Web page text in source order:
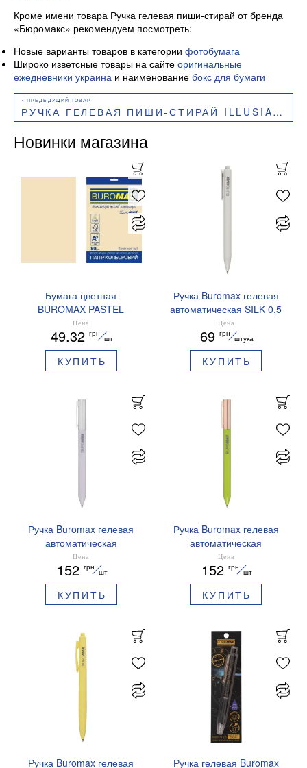
Кроме имени товара Ручка гелевая пиши-стирай от бренда
«Бюромакс» рекомендуем посмотреть:
Новые варианты товаров в категории фотобумага
Широко изветсные товары на сайте оригинальные
ежедневники украина и наименование бокс для бумаги
РУЧКА ГЕЛЕВАЯ ПИШИ-СТИРАЙ ILLUSIA 0.5 ММ СИНЯЯ BM.8313-01
Новинки магазина
Бумага цветная
BUROMAX PASTEL
EUROMAX 20 арк А4 80 г/
мс BM.2721220E-08
Цена
49.32 грн
шт
КУПИТЬ
Ручка Buromax гелевая
автоматическая SILK 0,5
мм синие чернила
BM.83100
Цена
69 грн
штука
КУПИТЬ
Ручка Buromax гелевая
автоматическая
PRESTIGE SILVER 0,5 мм
синие чернила BM.83102
Цена
152 грн
шт
КУПИТЬ
Ручка Buromax гелевая
автоматическая
PRESTIGE GOLD 0,5 мм
синие чернила BM.83101
Цена
152 грн
шт
КУПИТЬ
Ручка Buromax гелевая
Ручка гелевая Buromax